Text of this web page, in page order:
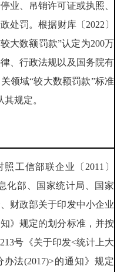
业、吊销许可证或执照、
处罚。根据财库〔2022〕
大数额罚款”认定为200万
、行政法规以及国务院有
领域“较大数额罚款”标准
规定。
工信部联企业〔2011〕
化部、国家统计局、国家
财政部关于印发中小企业
》规定的划分标准，并按
号《关于印发<统计上大
法(2017)>的通知》规定